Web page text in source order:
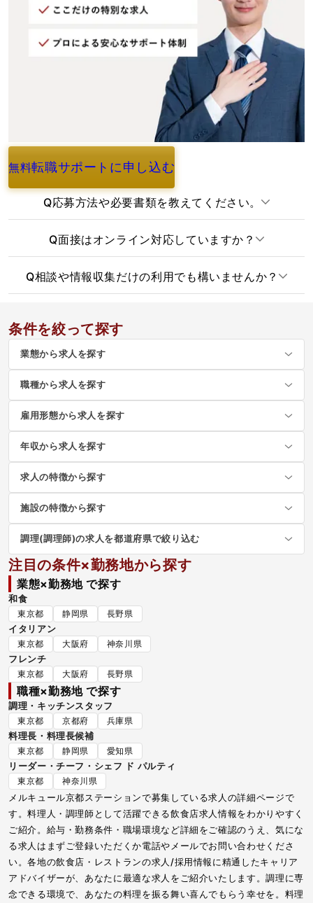
無料転職サポートに申し込む
よくあるご質問
Q応募方法や必要書類を教えてください。
Q面接はオンライン対応していますか？
Q相談や情報収集だけの利用でも構いませんか？
条件を絞って探す
業態から求人を探す
職種から求人を探す
雇用形態から求人を探す
年収から求人を探す
求人の特徴から探す
施設の特徴から探す
調理(調理師)の求人を都道府県で絞り込む
注目の条件×勤務地から探す
業態×勤務地 で探す
和食
東京都 静岡県 長野県
イタリアン
東京都 大阪府 神奈川県
フレンチ
東京都 大阪府 長野県
職種×勤務地 で探す
調理・キッチンスタッフ
東京都 京都府 兵庫県
料理長・料理長候補
東京都 静岡県 愛知県
リーダー・チーフ・シェフ ド パルティ
東京都 神奈川県
メルキュール京都ステーションで募集している求人の詳細ページで
す。料理人・調理師として活躍できる飲食店求人情報をわかりやすく
ご紹介。給与・勤務条件・職場環境など詳細をご確認のうえ、気にな
る求人はまずご登録いただくか電話やメールでお問い合わせくださ
い。各地の飲食店・レストランの求人/採用情報に精通したキャリア
アドバイザーが、あなたに最適な求人をご紹介いたします。調理に専
念できる環境で、あなたの料理を振る舞い喜んでもらう幸せを。料理